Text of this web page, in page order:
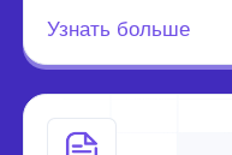
Узнать больше